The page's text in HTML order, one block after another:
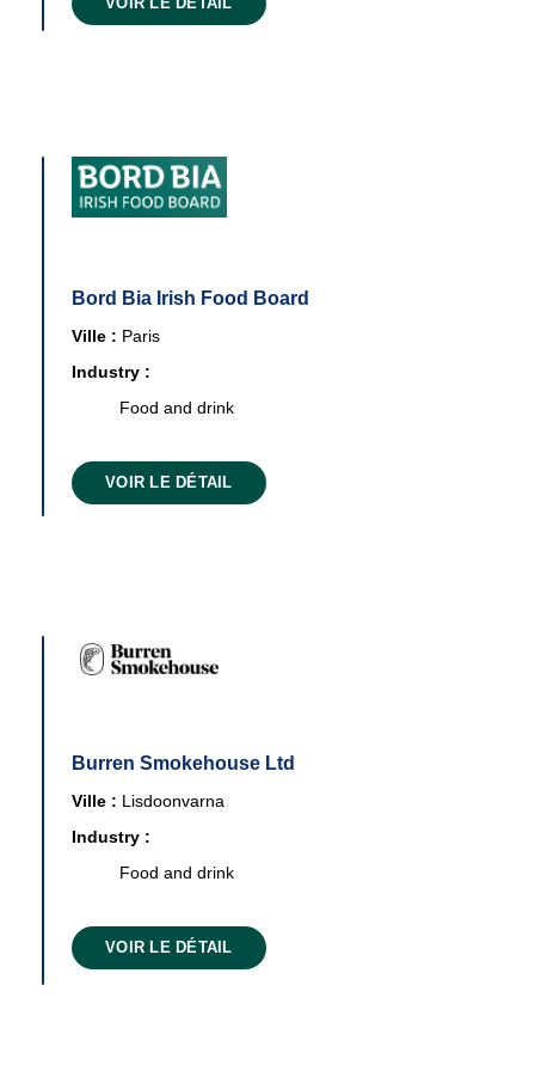
Bord Bia Irish Food Board
Ville : Paris
Industry :
Food and drink
VOIR LE DÉTAIL
Burren Smokehouse Ltd
Ville : Lisdoonvarna
Industry :
Food and drink
VOIR LE DÉTAIL